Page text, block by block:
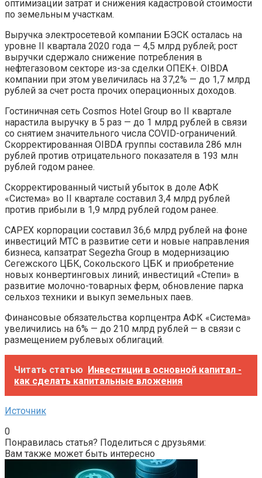
оптимизации затрат и снижения кадастровой стоимости
по земельным участкам.
Выручка электросетевой компании БЭСК осталась на
уровне II квартала 2020 года — 4,5 млрд рублей; рост
выручки сдержало снижение потребления в
нефтегазовом секторе из-за сделки ОПЕК+. OIBDA
компании при этом увеличилась на 37,2% — до 1,7 млрд
рублей за счет роста прочих операционных доходов.
Гостиничная сеть Cosmos Hotel Group во II квартале
нарастила выручку в 5 раз — до 1 млрд рублей в связи
со снятием значительного числа COVID-ограничений.
Скорректированная OIBDA группы составила 286 млн
рублей против отрицательного показателя в 193 млн
рублей годом ранее.
Скорректированный чистый убыток в доле АФК
«Система» во II квартале составил 3,4 млрд рублей
против прибыли в 1,9 млрд рублей годом ранее.
CAPEX корпорации составил 36,6 млрд рублей на фоне
инвестиций МТС в развитие сети и новые направления
бизнеса, капзатрат Segezha Group в модернизацию
Сегежского ЦБК, Сокольского ЦБК и приобретение
новых конвертинговых линий; инвестиций «Степи» в
развитие молочно-товарных ферм, обновление парка
сельхоз техники и выкуп земельных паев.
Финансовые обязательства корпцентра АФК «Система»
увеличились на 6% — до 210 млрд рублей — в связи с
размещением рублевых облигаций.
Читать статью Инвестиции в основной капитал -
как сделать капитальные вложения
Источник
0
Понравилась статья? Поделиться с друзьями:
Вам также может быть интересно